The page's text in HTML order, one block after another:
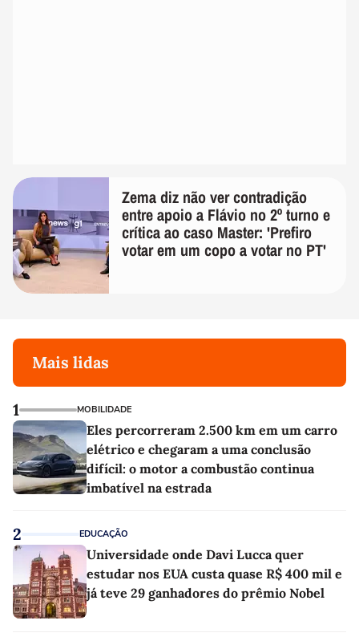
Zema diz não ver contradição
entre apoio a Flávio no 2º turno e
crítica ao caso Master: 'Prefiro
votar em um copo a votar no PT'
Mais lidas
1 MOBILIDADE
Eles percorreram 2.500 km em um carro
elétrico e chegaram a uma conclusão
difícil: o motor a combustão continua
imbatível na estrada
2 EDUCAÇÃO
Universidade onde Davi Lucca quer
estudar nos EUA custa quase R$ 400 mil e
já teve 29 ganhadores do prêmio Nobel